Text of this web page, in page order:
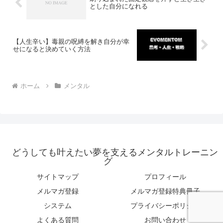
とした自分になれる
【人生辛い】毒親の呪縛を解き自分が幸
せになると決めていく方法
ホーム メンタル
どうしても叶えたい夢を支えるメンタルトレーニン
グ
サイトマップ
プロフィール
メルマガ登録
メルマガ登録特典冊子
システム
プライバシーポリシー
よくある質問
お問い合わせ